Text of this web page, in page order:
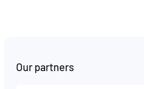
Our partners